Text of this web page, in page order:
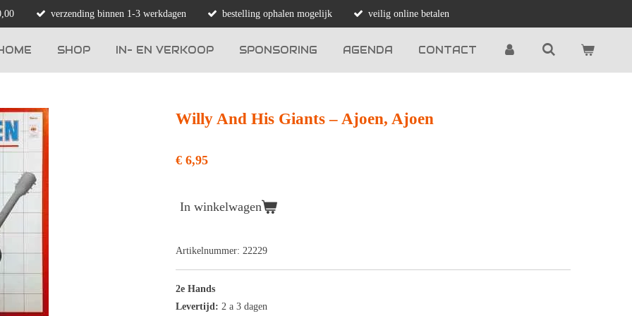
verzending binnen 1-3 werkdagen bestelling ophalen mogelijk veilig online betalen
SHOP IN- EN VERKOOP SPONSORING AGENDA CONTACT
Willy And His Giants ‎– Ajoen, Ajoen
€ 6,95
In winkelwagen
Artikelnummer: 22229
2e Hands
Levertijd: 2 a 3 dagen